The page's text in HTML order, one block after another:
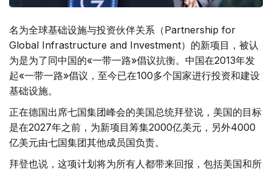
名为全球基础设施与投资伙伴关系（Partnership for
Global Infrastructure and Investment）的新项目，被认
为是为了同中国的«一带一路»倡议抗衡。中国在2013年发
起«一带一路»倡议，至今已在100多个国家进行投资和建设
基础设施。
正在德国出席七国集团峰会的美国总统拜登说，美国的目标
是在2027年之前，为新项目筹集2000亿美元，另外4000
亿美元由七国集团其他成员国负责。
拜登也说，这项计划将为所有人都带来回报，包括美国和所